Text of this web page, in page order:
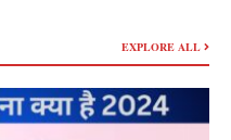
EXPLORE ALL